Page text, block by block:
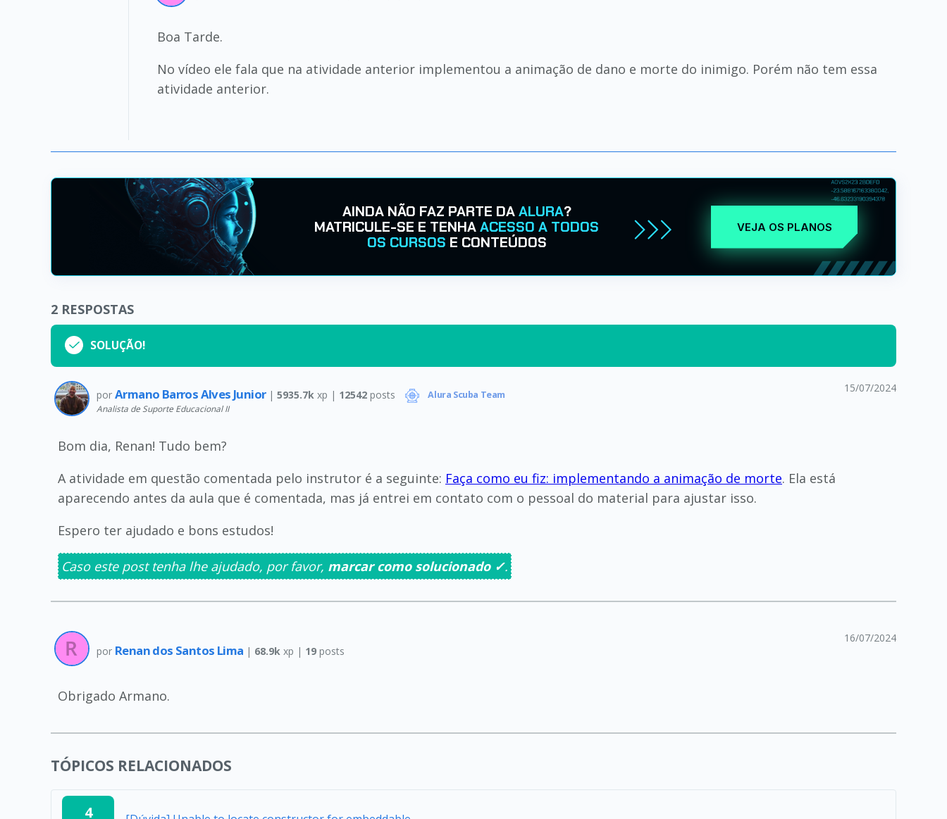
Boa Tarde.
No vídeo ele fala que na atividade anterior implementou a animação de dano e morte do inimigo. Porém não tem essa
atividade anterior.
AINDA NÃO FAZ PARTE DAALURA?
MATRICULE-SE E TENHAACESSO A TODOS
OS CURSOS E CONTEÚDOS
VEJA OS PLANOS
2 RESPOSTAS
SOLUÇÃO!
por Armano Barros Alves Junior | 5935.7k xp | 12542posts Alura Scuba Team
Analista de Suporte Educacional II
15/07/2024
Bom dia, Renan! Tudo bem?
A atividade em questão comentada pelo instrutor é a seguinte: Faça como eu fiz: implementando a animação de morte. Ela está
aparecendo antes da aula que é comentada, mas já entrei em contato com o pessoal do material para ajustar isso.
Espero ter ajudado e bons estudos!
Caso este post tenha lhe ajudado, por favor, marcar como solucionado ✓.
por Renan dos Santos Lima | 68.9k xp | 19posts
16/07/2024
Obrigado Armano.
TÓPICOS RELACIONADOS
4